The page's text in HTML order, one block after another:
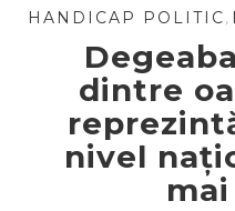
HANDICAP POLITIC,
dintre
nivel